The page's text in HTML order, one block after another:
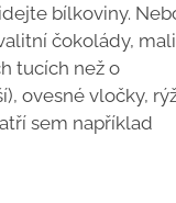
bílkoviny.
čokolády,
tucích než o
ovesné vločky,
sem například